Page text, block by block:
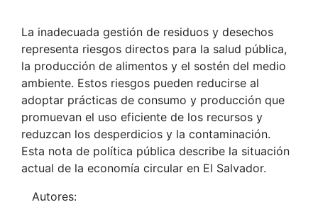
La inadecuada gestión de residuos y desechos
representa riesgos directos para la salud pública,
la producción de alimentos y el sostén del medio
ambiente. Estos riesgos pueden reducirse al
adoptar prácticas de consumo y producción que
promuevan el uso eficiente de los recursos y
reduzcan los desperdicios y la contaminación.
Esta nota de política pública describe la situación
actual de la economía circular en El Salvador.
Autores: